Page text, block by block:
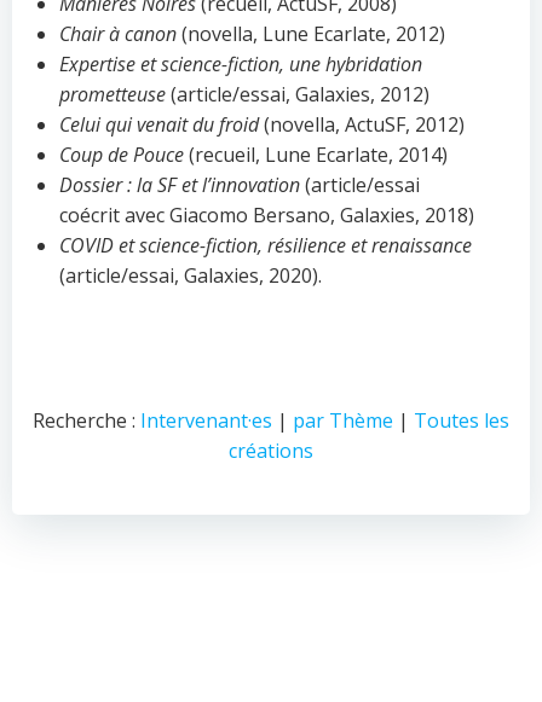
Chair à canon(novella, Lune Ecarlate, 2012)
Expertise et science-fiction, une hybridation
prometteuse(article/essai, Galaxies, 2012)
Celui qui venait du froid(novella, ActuSF, 2012)
Coup de Pouce(recueil, Lune Ecarlate, 2014)
Dossier : la SF et l’innovation(article/essai
coécrit avec Giacomo Bersano, Galaxies, 2018)
COVID et science-fiction, résilience et renaissance
(article/essai, Galaxies, 2020).
Recherche : Intervenant·es | par Thème | Toutes les
créations